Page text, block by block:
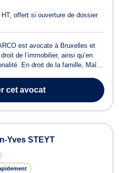
offert si ouverture de dossier
est avocate à Bruxelles et
de l’immobilier, ainsi qu’en
En droit de la famille, Maître
ou contentieux. Elle
cet avocat
Yves STEYT